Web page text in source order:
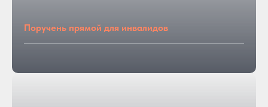
Поручень прямой для инвалидов